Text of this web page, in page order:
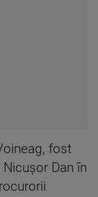
fost
Dan în